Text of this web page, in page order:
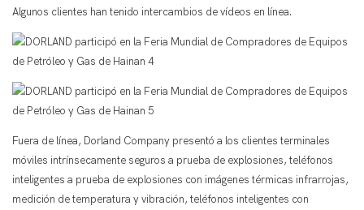
Algunos clientes han tenido intercambios de vídeos en línea.
Fuera de línea, Dorland Company presentó a los clientes terminales
móviles intrínsecamente seguros a prueba de explosiones, teléfonos
inteligentes a prueba de explosiones con imágenes térmicas infrarrojas,
medición de temperatura y vibración, teléfonos inteligentes con